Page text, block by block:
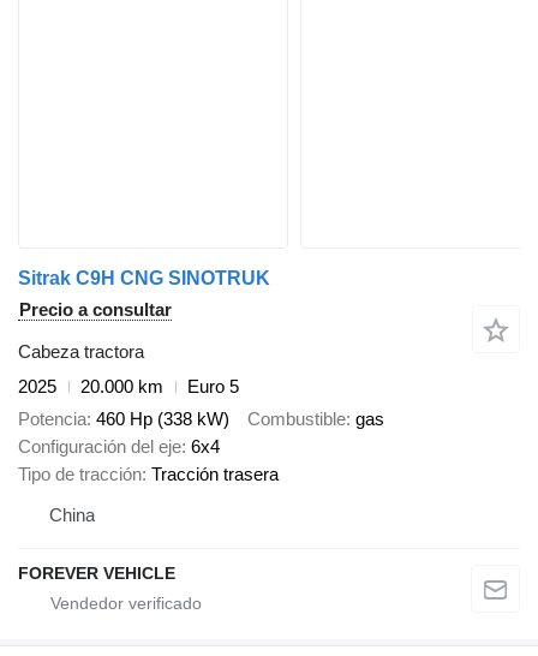
Sitrak C9H CNG SINOTRUK
Precio a consultar
Cabeza tractora
2025
20.000 km
Euro 5
Potencia 460 Hp (338 kW) Combustible gas
Configuración del eje 6x4
Tipo de tracción Tracción trasera
China
FOREVER VEHICLE